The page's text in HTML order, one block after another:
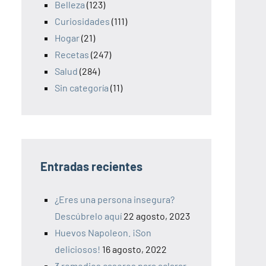
Belleza (123)
Curiosidades (111)
Hogar(21)
Recetas (247)
Salud (284)
Sin categoría (11)
Entradas recientes
¿Eres una persona insegura?
Descúbrelo aquí 22 agosto, 2023
Huevos Napoleon. ¡Son
deliciosos! 16 agosto, 2022